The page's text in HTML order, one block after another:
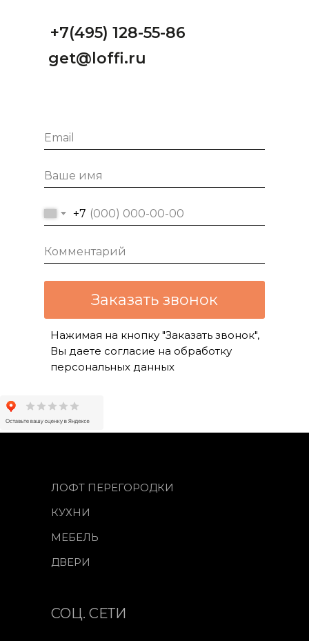
+7(495) 128-55-86
get@loffi.ru
+7
Заказать звонок
Нажимая на кнопку "Заказать звонок",
Вы даете согласие на обработку
персональных данных
СОЦ. СЕТИ
КУХНИ
ДВЕРИ
МЕБЕЛЬ
ЛОФТ ПЕРЕГОРОДКИ